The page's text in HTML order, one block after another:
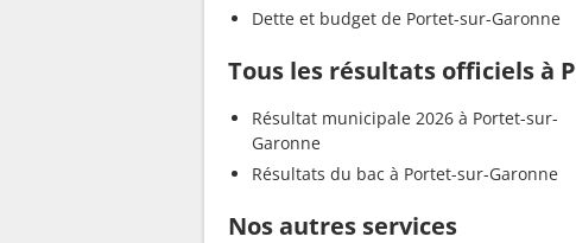
Dette et budget de Portet-sur-Garonne
Tous les résultats officiels à
Résultat municipale 2026 à Portet-sur-
Garonne
Résultats du bac à Portet-sur-Garonne
Nos autres services